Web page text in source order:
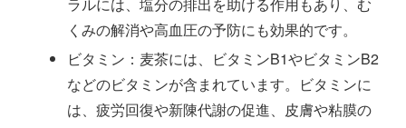
ラルには、塩分の排出を助ける作用もあり、む
くみの解消や高血圧の予防にも効果的です。
ビタミン：麦茶には、ビタミンB1やビタミンB2
などのビタミンが含まれています。ビタミンに
は、疲労回復や新陳代謝の促進、皮膚や粘膜の